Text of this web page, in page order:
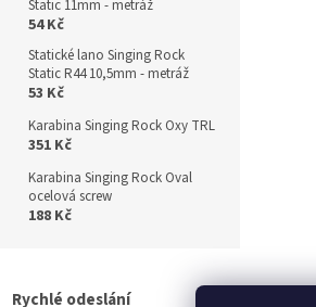
Static 11mm - metráž
54 Kč
Statické lano Singing Rock
Static R44 10,5mm - metráž
53 Kč
Karabina Singing Rock Oxy TRL
351 Kč
Karabina Singing Rock Oval
ocelová screw
188 Kč
Rychlé odeslání